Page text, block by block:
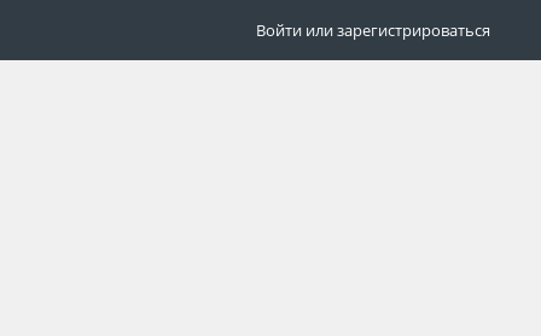
Войти или зарегистрироваться